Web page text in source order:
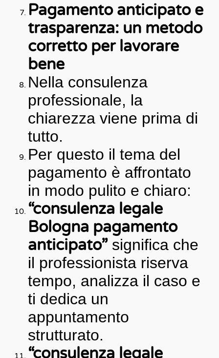
Pagamento anticipato e
trasparenza: un metodo
corretto per lavorare
bene
Nella consulenza
professionale, la
chiarezza viene prima di
tutto.
Per questo il tema del
pagamento è affrontato
in modo pulito e chiaro:
“consulenza legale
Bologna pagamento
anticipato”significa che
il professionista riserva
tempo, analizza il caso e
ti dedica un
appuntamento
strutturato.
“consulenza legale